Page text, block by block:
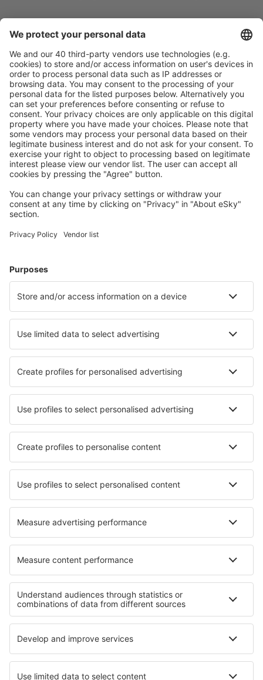
Plan veilig
Bespaar meer
Reisaanbiedingen en speciale aanbiedingen voor
geregistreerde gebruikers.
Accommodaties die u bevallen
Kies uit meer dan 1,3 miljoen accommodaties: hotels,
jeugdherbergen, appartementen en meer.
Meest gezochte hotels door eSky-gebruikers
Hotels in het Verenigd Koninkrijk - Populaire steden
Hotels in Edinburgh Hotels in Liverpool
Hotels in Shrewsbury Hotels in Watford
Hotels in Llandysul
Beste hotels - steden
Hotels in Vers chez Perrin Hotels Cutchogue
Hotels in Livingstone Cove Hotels in Gostivar
Hotels in Vegreville Hotels in Lido di Savio
Hotels in Saint-Savin Hotels Yeresino
Beste hotels - regio's
Hotels in Torbay Hotels in het Verenigd Koninkrijk
Hotels in Great Yarmouth Hotels in Wales
Hotels op Guernsey Hotels in Nationaal park Roztocze
Hotels op Rarotonga Hotels in Bocas del Toro
Hotels Vidin province Hotels in Stubaital